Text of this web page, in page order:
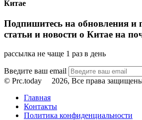
Китае
Подпишитесь на обновления и
статьи и новости о Китае на
рассылка не чаще 1 раз в день
Введите ваш email
© Prc.today
2026, Все права
Главная
Контакты
Политика конфиденциальности